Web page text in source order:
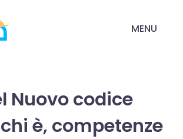
MENU
Nuovo codice
è, competenze